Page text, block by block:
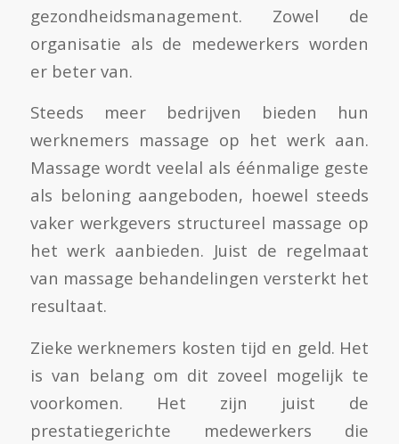
gezondheidsmanagement. Zowel de
organisatie als de medewerkers worden
er beter van.
Steeds meer bedrijven bieden hun
werknemers massage op het werk aan.
Massage wordt veelal als éénmalige geste
als beloning aangeboden, hoewel steeds
vaker werkgevers structureel massage op
het werk aanbieden. Juist de regelmaat
van massage behandelingen versterkt het
resultaat.
Zieke werknemers kosten tijd en geld. Het
is van belang om dit zoveel mogelijk te
voorkomen. Het zijn juist de
prestatiegerichte medewerkers die